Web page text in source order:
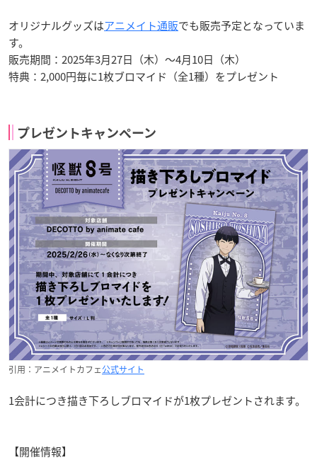
オリジナルグッズはアニメイト通販でも販売予定となっていま
す。
販売期間：2025年3月27日（木）～4月10日（木）
特典：2,000円毎に1枚ブロマイド（全1種）をプレゼント
プレゼントキャンペーン
引用：アニメイトカフェ公式サイト
1会計につき描き下ろしブロマイドが1枚プレゼントされます。
【開催情報】